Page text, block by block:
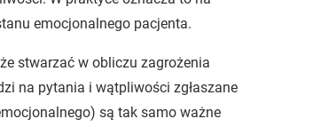
emocjonalnego pacjenta.
stwarzać w obliczu zagrożenia
na pytania i wątpliwości zgłaszane
są tak samo ważne